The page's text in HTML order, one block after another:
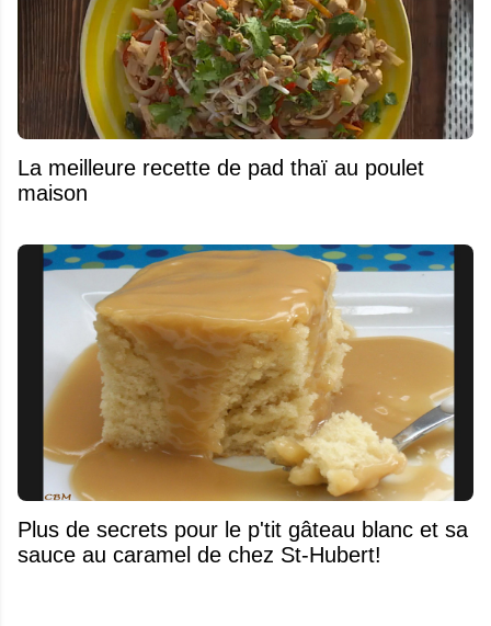
La meilleure recette de pad thaï au poulet
maison
Plus de secrets pour le p'tit gâteau blanc et sa
sauce au caramel de chez St-Hubert!